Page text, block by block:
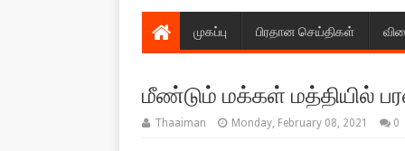
முகப்பு பிரதான செய்திகள்
மீண்டும் மக்கள் மத்தியில்
Thaaiman Monday, February 08, 2021 0